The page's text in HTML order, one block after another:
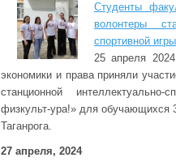
Студенты
волонтеры
спортивной
25 апреля
экономики и права приняли
станционной
физкульт-ура!» для
Таганрога.
27 апреля, 2024